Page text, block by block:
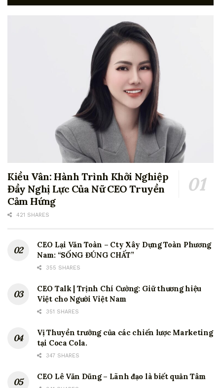
Kiều Vân: Hành Trình Khởi Nghiệp
Đầy Nghị Lực Của Nữ CEO Truyền
Cảm Hứng
421 SHARES
CEO Lại Văn Toàn – Cty Xây Dựng Toàn Phương
Nam: “SỐNG ĐÚNG CHẤT”
355 SHARES
CEO Talk | Trịnh Chí Cường: Giữ thương hiệu
Việt cho Người Việt Nam
351 SHARES
Vị Thuyền trưởng của các chiến lược Marketing
tại Coca Cola.
347 SHARES
CEO Lê Văn Dũng – Lãnh đạo là biết quản Tâm